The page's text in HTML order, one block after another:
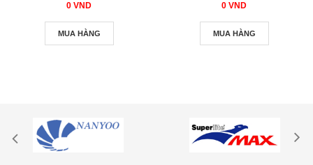
0 VND
MUA HÀNG
0 VND
MUA HÀNG